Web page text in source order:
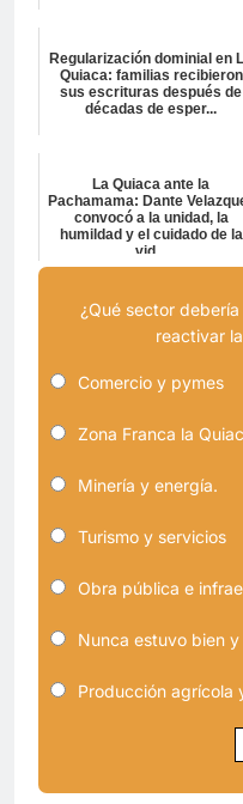
Regularización dominial en
Quiaca: familias recibieron
sus escrituras después de
décadas de esper...
La Quiaca ante la
Pachamama: Dante
convocó a la unidad, la
humildad y el cuidado de la
vid...
¿Qué sector
reactivar
Comercio y pymes
Zona Franca la
Minería y energía.
Turismo y servicios
Obra pública e
Nunca estuvo bien
Producción agrícola